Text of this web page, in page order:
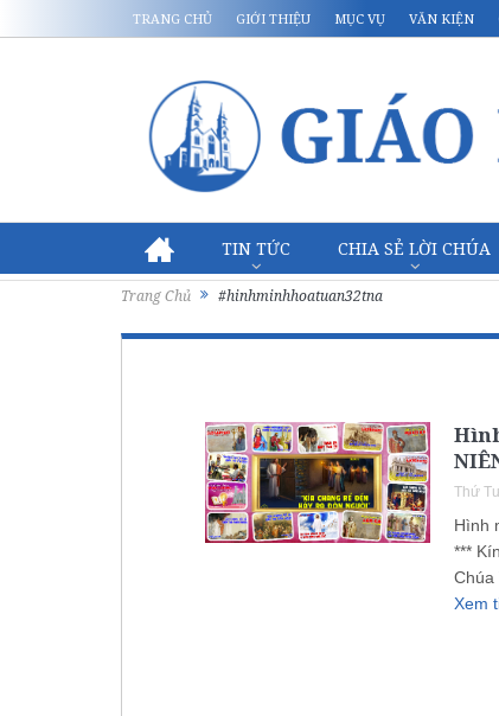
TRANG CHỦ GIỚI THIỆU MỤC VỤ VĂN KIỆN
TIN TỨC CHIA SẺ LỜI CHÚA
Trang Chủ #hinhminhhoatuan32tna
Thứ
Hình
***
Chúa
Xem